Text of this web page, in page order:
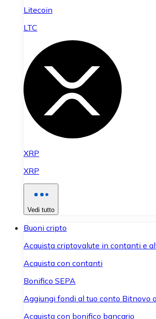
Litecoin
LTC
XRP
XRP
Vedi tutto
Buoni cripto
Acquista criptovalute in contanti e
Acquista con contanti
Bonifico SEPA
Aggiungi fondi al tuo conto Bitnovo
Acquista con bonifico bancario